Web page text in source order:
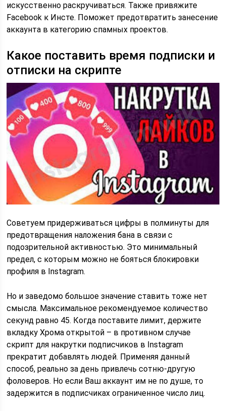
искусственно раскручиваться. Также привяжите
Facebook к Инсте. Поможет предотвратить занесение
аккаунта в категорию спамных проектов.
Какое поставить время подписки и
отписки на скрипте
Советуем придерживаться цифры в полминуты для
предотвращения наложения бана в связи с
подозрительной активностью. Это минимальный
предел, с которым можно не бояться блокировки
профиля в Instagram.
Но и заведомо большое значение ставить тоже нет
смысла. Максимальное рекомендуемое количество
секунд равно 45. Когда поставите лимит, держите
вкладку Хрома открытой – в противном случае
скрипт для накрутки подписчиков в Instagram
прекратит добавлять людей. Применяя данный
способ, реально за день привлечь сотню-другую
фоловеров. Но если Ваш аккаунт им не по душе, то
задержится в подписчиках ограниченное число лиц.